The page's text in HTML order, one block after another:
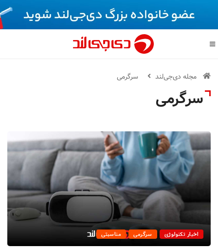
مجله دی‌جی‌لند سرگرمی
سرگرمی
اخبار تکنولوژی سرگرمی مناسبتی